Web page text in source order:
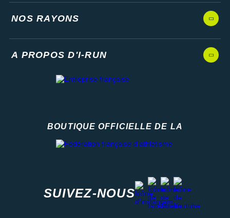
NOS RAYONS
A PROPOS D'I-RUN
BOUTIQUE OFFICIELLE DE LA
SUIVEZ-NOUS
instagram
facebook
stravayoutube